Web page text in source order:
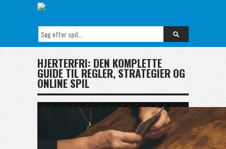
HJERTERFRI: DEN KOMPLETTE
GUIDE TIL REGLER, STRATEGIER OG
ONLINE SPIL